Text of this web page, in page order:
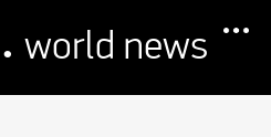
. world news